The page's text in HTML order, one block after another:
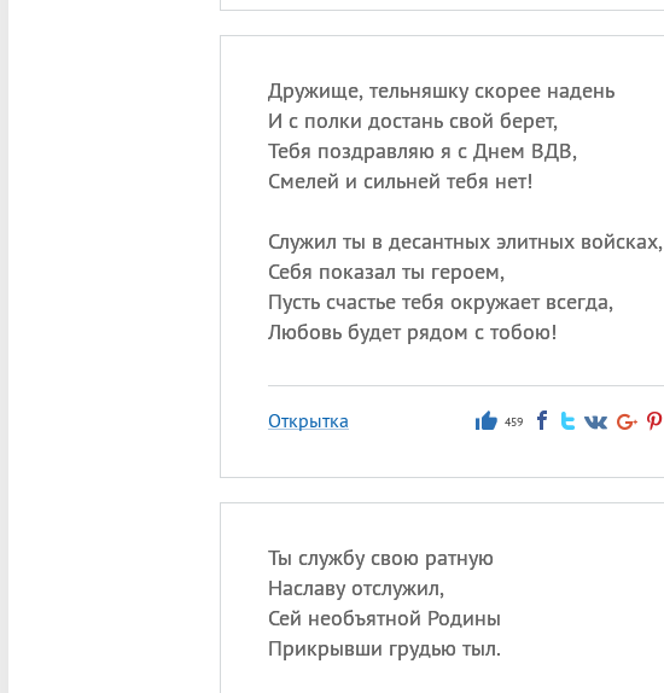
Дружище, тельняшку скорее надень
И с полки достань свой берет,
Тебя поздравляю я с Днем ВДВ,
Смелей и сильней тебя нет!
Служил ты в десантных элитных войсках,
Себя показал ты героем,
Пусть счастье тебя окружает всегда,
Любовь будет рядом с тобою!
Открытка 459
Ты службу свою ратную
Наславу отслужил,
Сей необъятной Родины
Прикрывши грудью тыл.